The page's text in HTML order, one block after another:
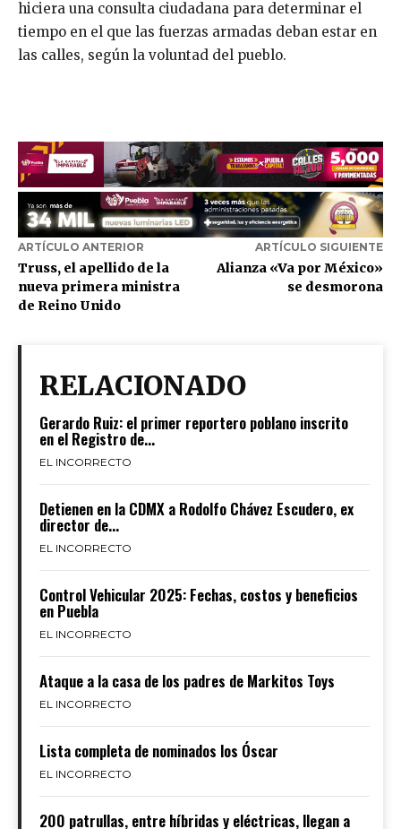
hiciera una consulta ciudadana para determinar el
tiempo en el que las fuerzas armadas deban estar en
las calles, según la voluntad del pueblo.
ARTÍCULO ANTERIOR
Truss, el apellido de la
nueva primera ministra
de Reino Unido
ARTÍCULO SIGUIENTE
Alianza «Va por México»
se desmorona
RELACIONADO
Gerardo Ruiz: el primer reportero poblano inscrito
en el Registro de...
EL INCORRECTO
Detienen en la CDMX a Rodolfo Chávez Escudero, ex
director de...
EL INCORRECTO
Control Vehicular 2025: Fechas, costos y beneficios
en Puebla
EL INCORRECTO
Ataque a la casa de los padres de Markitos Toys
EL INCORRECTO
Lista completa de nominados los Óscar
EL INCORRECTO
200 patrullas, entre híbridas y eléctricas, llegan a